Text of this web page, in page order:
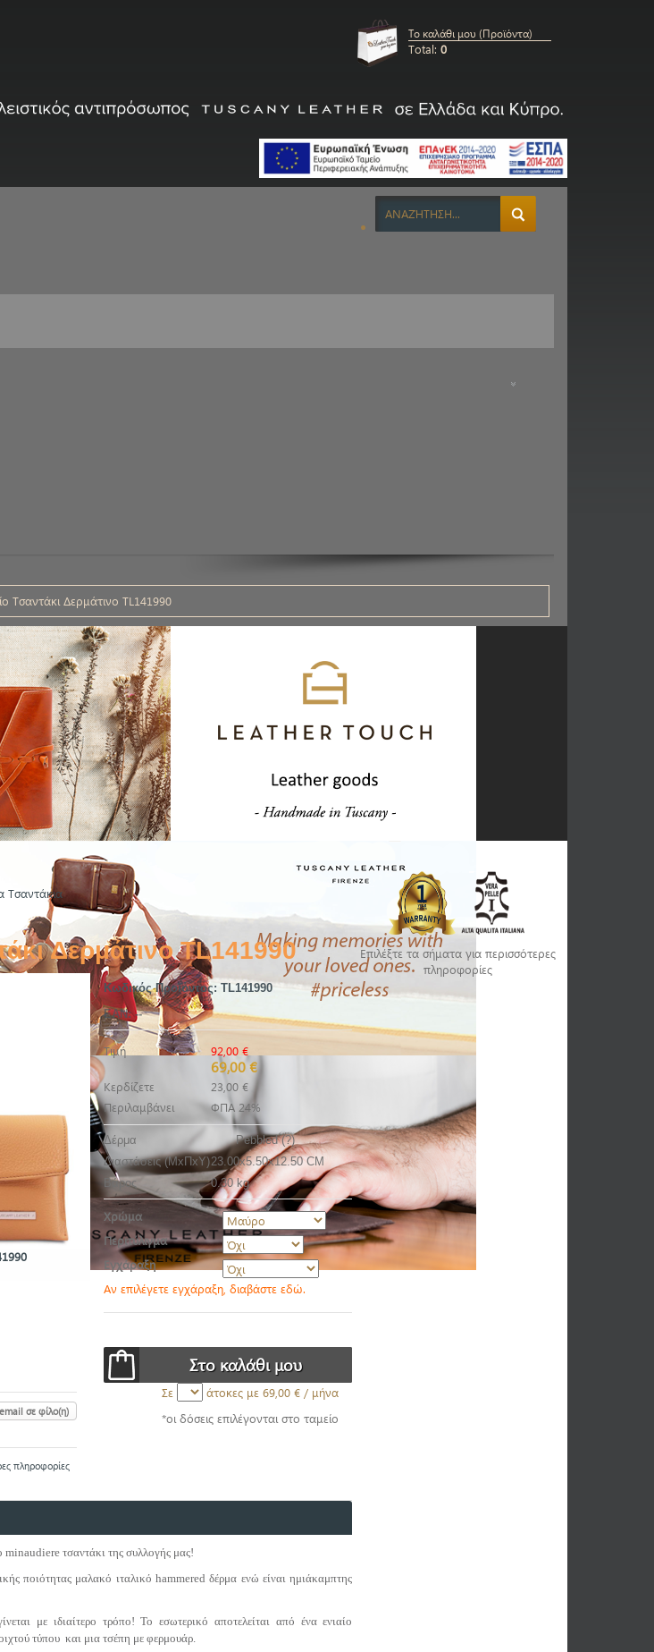
Το καλάθι μου (Προϊόντα)
Total: 0
Τσαντάκι Δερμάτινο TL141990
Τσαντάκια
Δερμάτινο TL141990
Κωδικός Προϊόντος: TL141990
EAN:--
Τιμή 92,00 €
69,00 €
Κερδίζετε
23,00 €
Περιλαμβάνει
ΦΠΑ 24%
Δέρμα
Pebbled (?)
Διαστάσεις (ΜxΠxΥ)23.00x5.50x12.50 CM
Βάρος
0.30 kg
Χρώμα
Περιτύλιγμα
Εγχάραξη
Αν επιλέγετε εγχάραξη, διαβάστε εδώ.
σε φίλο(η)
πληροφορίες
Σε άτοκες με 69,00 € / μήνα
*οι δόσεις επιλέγονται στο ταμείο
minaudiere τσαντάκι της συλλογής μας!
ποιότητας μαλακό ιταλικό hammered δέρμα ενώ είναι ημιάκαμπτης
με ιδιαίτερο τρόπο! Το εσωτερικό αποτελείται από ένα ενιαίο
τύπου και μια τσέπη με φερμουάρ.
Επιλέξτε τα σήματα για περισσότερες
πληροφορίες